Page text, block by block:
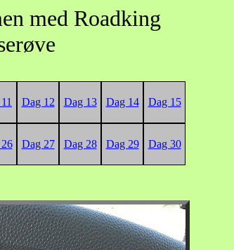
med Roadking
Dag 12 Dag 13 Dag 14 Dag 15
Dag 27 Dag 28 Dag 29 Dag 30